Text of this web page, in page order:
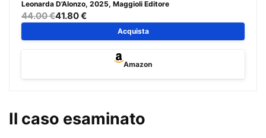
alternative a quelle tradizionali
situazione compromessa.
strumenti utili per una efficace
difensive.
Leonarda D’Alonzo, 2025, Maggioli Editore
44.00 €41.80 €
Acquista
Amazon
Il caso esaminato